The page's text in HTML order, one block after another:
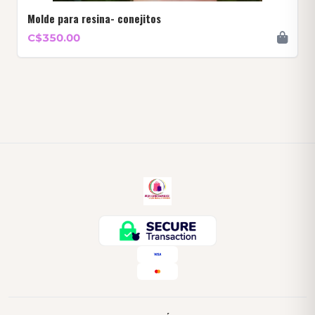
Molde para resina- conejitos
C$350.00